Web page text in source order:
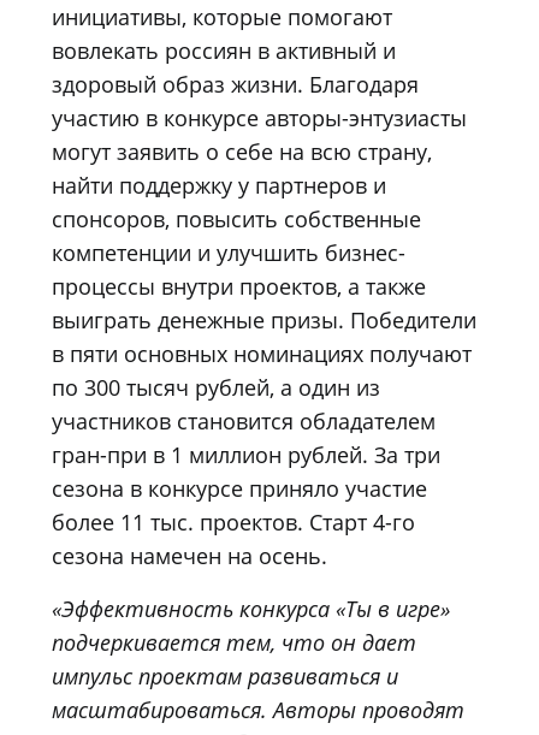
инициативы, которые помогают
вовлекать россиян в активный и
здоровый образ жизни. Благодаря
участию в конкурсе авторы-энтузиасты
могут заявить о себе на всю страну,
найти поддержку у партнеров и
спонсоров, повысить собственные
компетенции и улучшить бизнес-
процессы внутри проектов, а также
выиграть денежные призы. Победители
в пяти основных номинациях получают
по 300 тысяч рублей, а один из
участников становится обладателем
гран-при в 1 миллион рублей. За три
сезона в конкурсе приняло участие
более 11 тыс. проектов. Старт 4-го
сезона намечен на осень.
«Эффективность конкурса «Ты в игре»
подчеркивается тем, что он дает
импульс проектам развиваться и
масштабироваться. Авторы проводят